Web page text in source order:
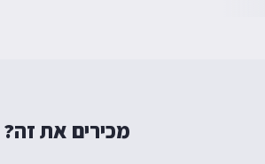
מכירים את זה?